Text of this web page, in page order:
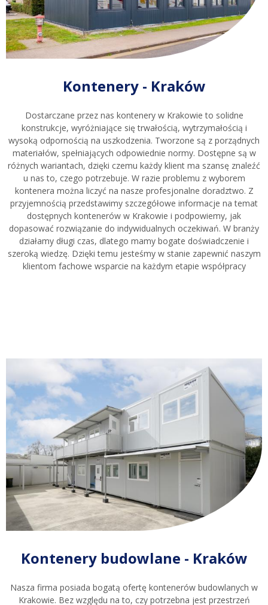
Kontenery - Kraków
Dostarczane przez nas kontenery w Krakowie to solidne
konstrukcje, wyróżniające się trwałością, wytrzymałością i
wysoką odpornością na uszkodzenia. Tworzone są z porządnych
materiałów, spełniających odpowiednie normy. Dostępne są w
różnych wariantach, dzięki czemu każdy klient ma szansę znaleźć
u nas to, czego potrzebuje. W razie problemu z wyborem
kontenera można liczyć na nasze profesjonalne doradztwo. Z
przyjemnością przedstawimy szczegółowe informacje na temat
dostępnych kontenerów w Krakowie i podpowiemy, jak
dopasować rozwiązanie do indywidualnych oczekiwań. W branży
działamy długi czas, dlatego mamy bogate doświadczenie i
szeroką wiedzę. Dzięki temu jesteśmy w stanie zapewnić naszym
klientom fachowe wsparcie na każdym etapie współpracy
Kontenery budowlane - Kraków
Nasza firma posiada bogatą ofertę kontenerów budowlanych w
Krakowie. Bez względu na to, czy potrzebna jest przestrzeń